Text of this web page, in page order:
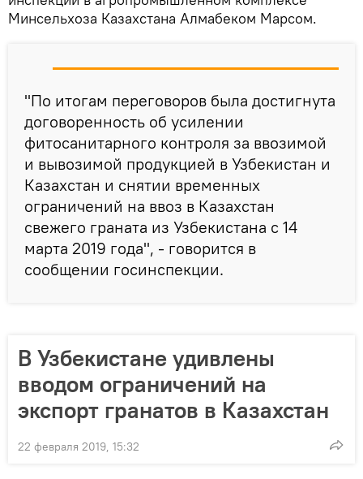
Минсельхоза Казахстана Алмабеком Марсом.
"По итогам переговоров была достигнута
договоренность об усилении
фитосанитарного контроля за ввозимой
и вывозимой продукцией в Узбекистан и
Казахстан и снятии временных
ограничений на ввоз в Казахстан
свежего граната из Узбекистана с 14
марта 2019 года", - говорится в
сообщении госинспекции.
В Узбекистане удивлены
вводом ограничений на
экспорт гранатов в Казахстан
22 февраля 2019, 15:32